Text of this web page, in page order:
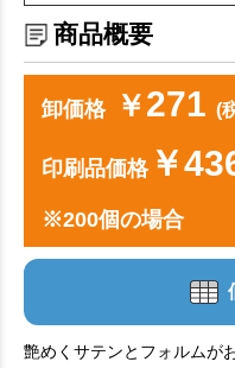
商品概要
卸価格 ￥271 (
印刷品価格￥
※200個の場合
艶めくサテンとフォルムが